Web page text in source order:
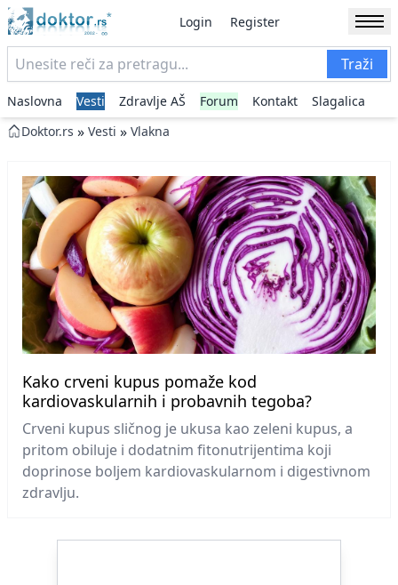
Login Register
Traži
Naslovna Vesti Zdravlje AŠ Forum Kontakt
Slagalica
Doktor.rs » Vesti » Vlakna
Kako crveni kupus pomaže kod
kardiovaskularnih i probavnih tegoba?
Crveni kupus sličnog je ukusa kao zeleni kupus, a
pritom obiluje i dodatnim fitonutrijentima koji
doprinose boljem kardiovaskularnom i digestivnom
zdravlju.